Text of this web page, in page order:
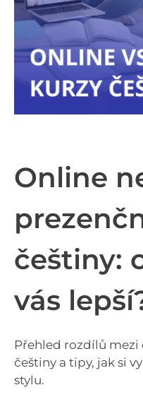
Online
češtiny:
vás
Přehled rozdílů mezi
češtiny a tipy, jak si
stylu.